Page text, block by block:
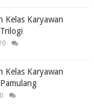
Kelas Karyawan
Kelas Karyawan